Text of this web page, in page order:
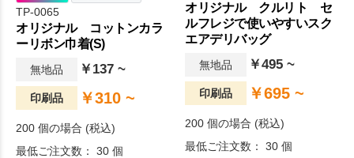
TP-0065
オリジナル コットンカラ
ーリボン巾着(S)
無地品 ￥137 ~
印刷品 ￥310 ~
200 個の場合 (税込)
最低ご注文数： 30 個
オリジナル クルリト セ
ルフレジで使いやすいスク
エアデリバッグ
無地品 ￥495 ~
印刷品 ￥695 ~
200 個の場合 (税込)
最低ご注文数： 30 個